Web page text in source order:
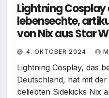
Lightning
lebensechte,
von Nix aus Star
4. OKTOBER 2024
Lightning Cosplay, das
Deutschland, hat mit
beliebten Sidekicks Nix